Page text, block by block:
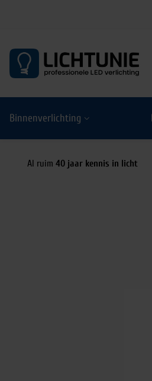
Binnenverlichting
Al ruim 40 jaar kennis in licht